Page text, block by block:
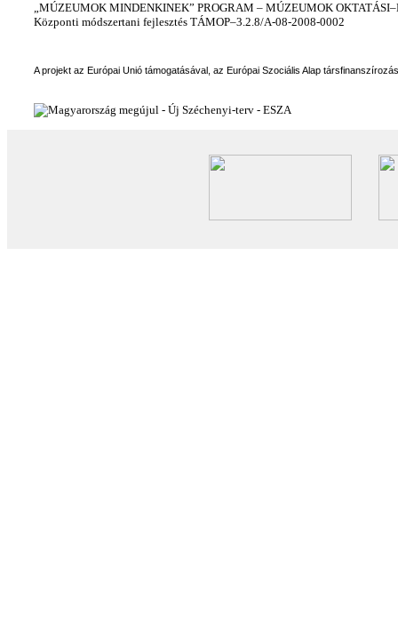
„MÚZEUMOK MINDENKINEK” PROGRAM – MÚZEUMOK
Központi módszertani fejlesztés TÁMOP–3.2.8/A-08-2008-0002
A projekt az Európai Unió támogatásával, az Európai Szociális Alap